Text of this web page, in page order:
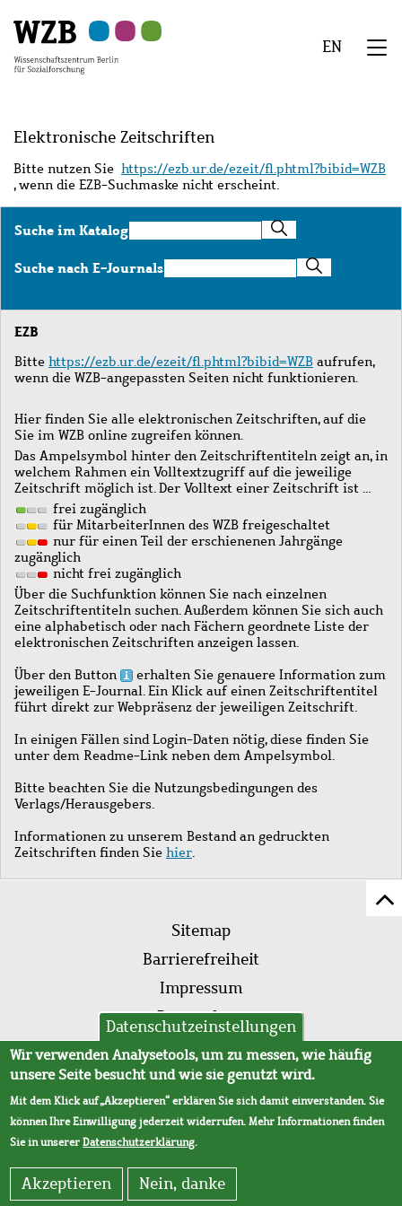
Hauptinhalt
springen
Navigation
springen
Suche
springen
Sekundärnavigation
springen
Fußzeile
springen
EN
Elektronische Zeitschriften
Bitte nutzen Sie https://ezb.ur.de/ezeit/fl.phtml?bibid=WZB
, wenn die EZB-Suchmaske nicht erscheint.
Suche im KatalogSuche
im
Katalog
Suche nach E-JournalsSuche
nach
Journals
EZB
Bitte https://ezb.ur.de/ezeit/fl.phtml?bibid=WZB aufrufen,
wenn die WZB-angepassten Seiten nicht funktionieren.
Hier finden Sie alle elektronischen Zeitschriften, auf die
Sie im WZB online zugreifen können.
Das Ampelsymbol hinter den Zeitschriftentiteln zeigt an, in
welchem Rahmen ein Volltextzugriff auf die jeweilige
Zeitschrift möglich ist. Der Volltext einer Zeitschrift ist …
frei zugänglich
für MitarbeiterInnen des WZB freigeschaltet
nur für einen Teil der erschienenen Jahrgänge
zugänglich
nicht frei zugänglich
Über die Suchfunktion können Sie nach einzelnen
Zeitschriftentiteln suchen. Außerdem können Sie sich auch
eine alphabetisch oder nach Fächern geordnete Liste der
elektronischen Zeitschriften anzeigen lassen.
Über den Button
erhalten Sie genauere Information zum
jeweiligen E-Journal. Ein Klick auf einen Zeitschriftentitel
führt direkt zur Webpräsenz der jeweiligen Zeitschrift.
In einigen Fällen sind Login-Daten nötig, diese finden Sie
unter dem Readme-Link neben dem Ampelsymbol.
Bitte beachten Sie die Nutzungsbedingungen des
Verlags/Herausgebers.
Informationen zu unserem Bestand an gedruckten
Zeitschriften finden Sie hier.
Fußleistenmenü
Sitemap
Barrierefreiheit
Impressum
Datenschutz
AVB
Datenschutzeinstellungen
Wir verwenden Analysetools, um zu messen, wie häufig
unsere Seite besucht und wie sie genutzt wird.
Mit dem Klick auf „Akzeptieren“ erklären Sie sich damit einverstanden. Sie
können Ihre Einwilligung jederzeit widerrufen. Mehr Informationen finden
Sie in unsererDatenschutzerklärung.
Akzeptieren Nein, danke